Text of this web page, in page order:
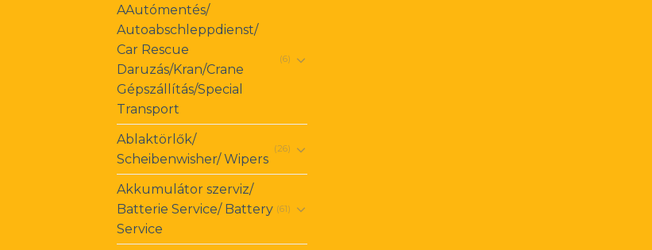
AAutómentés/
Autoabschleppdienst/
Car Rescue
Daruzás/Kran/Crane
Gépszállítás/Special
Transport
(6)
Ablaktörlők/
Scheibenwisher/ Wipers
(26)
Akkumulátor szerviz/
Batterie Service/ Battery
Service
(61)